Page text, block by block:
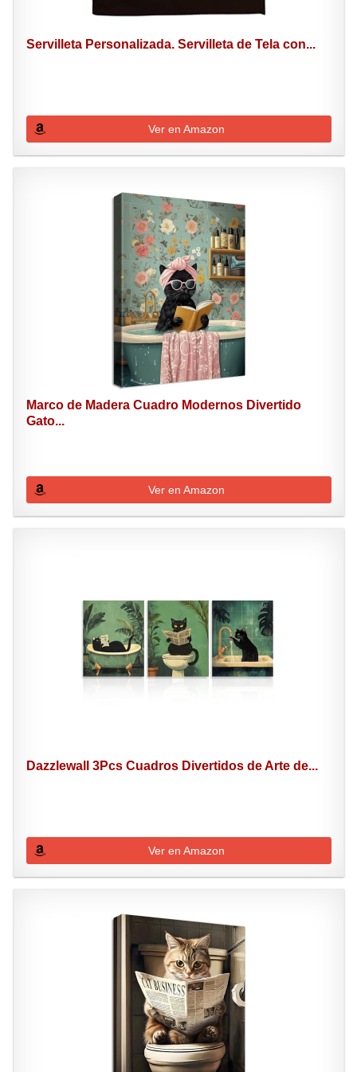
Servilleta Personalizada. Servilleta de Tela con...
Ver en Amazon
Marco de Madera Cuadro Modernos Divertido
Gato...
Ver en Amazon
Dazzlewall 3Pcs Cuadros Divertidos de Arte de...
Ver en Amazon